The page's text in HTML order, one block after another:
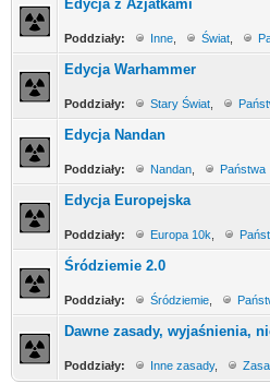
Edycja z Azjatkami
Poddziały: Inne Świat
Edycja Warhammer
Poddziały: Stary Świat
Edycja Nandan
Poddziały: Nandan Państwa
Edycja Europejska
Poddziały: Europa 10k
Śródziemie 2.0
Poddziały: Śródziemie
Dawne zasady, wyjaśnienia,
Poddziały: Inne zasady,